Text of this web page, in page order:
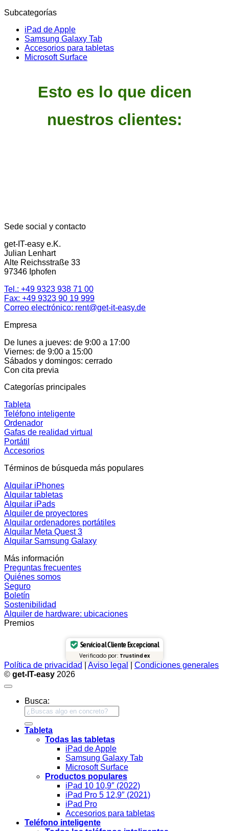
Subcategorías
iPad de Apple
Samsung Galaxy Tab
Accesorios para tabletas
Microsoft Surface
Esto es lo que dicen
nuestros clientes:
Sede social y contacto
get-IT-easy e.K.
Julian Lenhart
Alte Reichsstraße 33
97346 Iphofen
Tel.: +49 9323 938 71 00
Fax: +49 9323 90 19 999
Correo electrónico: rent@get-it-easy.de
Empresa
De lunes a jueves: de 9:00 a 17:00
Viernes: de 9:00 a 15:00
Sábados y domingos: cerrado
Con cita previa
Categorías principales
Tableta
Teléfono inteligente
Ordenador
Gafas de realidad virtual
Portátil
Accesorios
Términos de búsqueda más populares
Alquilar iPhones
Alquilar tabletas
Alquilar iPads
Alquiler de proyectores
Alquilar ordenadores portátiles
Alquilar Meta Quest 3
Alquilar Samsung Galaxy
Más información
Preguntas frecuentes
Quiénes somos
Seguro
Boletín
Sostenibilidad
Alquiler de hardware: ubicaciones
Premios
Servicio al Cliente Excepcional
Verificado por: Trustindex
Política de privacidad Aviso legal
Condiciones generales
© get-IT-easy 2026
Busca:
Tableta
Todas las tabletas
iPad de Apple
Samsung Galaxy Tab
Microsoft Surface
Productos populares
iPad 10 10,9″ (2022)
iPad Pro 5 12,9″ (2021)
iPad Pro
Accesorios para tabletas
Teléfono inteligente